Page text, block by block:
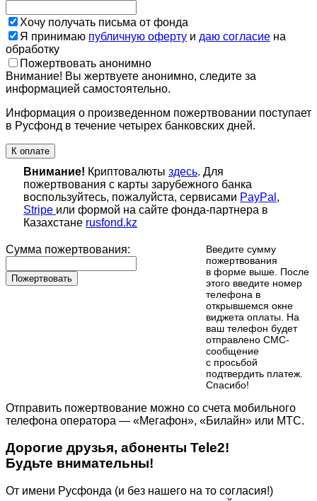
Хочу получать письма от фонда
Я принимаю публичную оферту и даю согласие на
обработку
Пожертвовать анонимно
Внимание! Вы жертвуете анонимно, следите за
информацией самостоятельно.
Информация о произведенном пожертвовании поступает
в Русфонд в течение четырех банковских дней.
К оплате
Внимание! Криптовалюты здесь. Для
пожертвования с карты зарубежного банка
воспользуйтесь, пожалуйста, сервисами PayPal ,
Stripe или формой на сайте фонда-партнера в
Казахстане rusfond.kz
Сумма пожертвования:
Пожертвовать
Введите сумму
пожертвования
в форме выше. После
этого введите номер
телефона в
открывшемся окне
виджета оплаты. На
ваш телефон будет
отправлено СМС-
сообщение
с просьбой
подтвердить платеж.
Cпасибо!
Отправить пожертвование можно со счета мобильного
телефона оператора — «Мегафон», «Билайн» или МТС.
Дорогие друзья, абоненты Tele2!
Будьте внимательны!
От имени Русфонда (и без нашего на то согласия!)